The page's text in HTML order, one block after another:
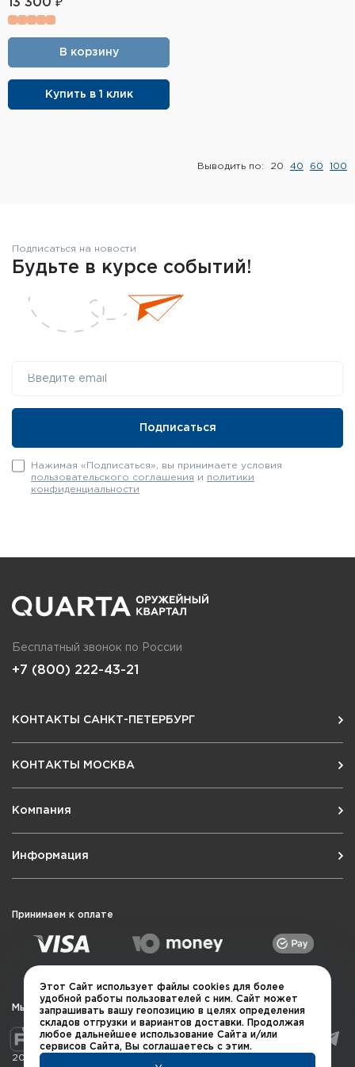
Фальшпатроны
Холодная пристрелка оружия
Оружейные шкафы и сейфы
Аксессуары
Комплекты
13 300 ₽
В корзину
Купить в 1 клик
Выводить по: 20 40 60 100
Подписаться на новости
Будьте в курсе событий!
Нажимая «Подписаться», вы принимаете условия
пользовательского соглашения и политики
конфиденциальности
Бесплатный звонок по России
+7 (800) 222-43-21
КОНТАКТЫ САНКТ-ПЕТЕРБУРГ
КОНТАКТЫ МОСКВА
Компания
Информация
Принимаем к оплате
Мы в социальных сетях
2026 © QUARTA "Оружейный квартал"
Этот Сайт использует файлы cookies для более
удобной работы пользователей с ним. Сайт может
запрашивать вашу геопозицию в целях определения
складов отгрузки и вариантов доставки. Продолжая
любое дальнейшее использование Сайта и/или
сервисов Сайта, Вы соглашаетесь с этим.